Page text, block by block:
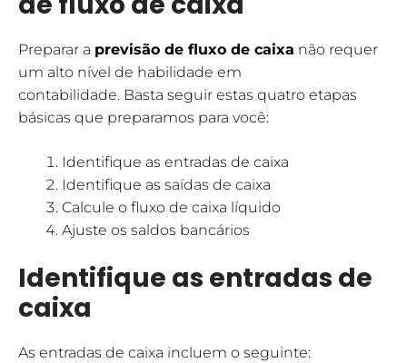
Preparar a previsão de fluxo de caixa não requer
um alto nível de habilidade em
contabilidade. Basta seguir estas quatro etapas
básicas que preparamos para você:
Identifique as entradas de caixa
Identifique as saídas de caixa
Calcule o fluxo de caixa líquido
Ajuste os saldos bancários
Identifique as entradas de
caixa
As entradas de caixa incluem o seguinte: